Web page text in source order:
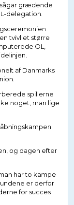
grædende
delegation.
tvivl et større
OL,
af Danmarks
spillerne
noget, man lige
og dagen efter
har to kampe
er derfor
for succes